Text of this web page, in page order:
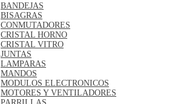
BANDEJAS
BISAGRAS
CONMUTADORES
CRISTAL HORNO
CRISTAL VITRO
JUNTAS
LAMPARAS
MANDOS
MODULOS ELECTRONICOS
MOTORES Y VENTILADORES